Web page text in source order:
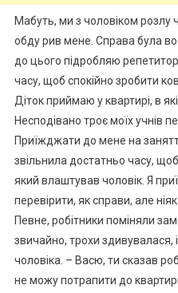
Мабуть, ми з чоловіком розлу
обду рив мене. Справа була
до цього підробляю
часу, щоб спокійно зробити
Діток приймаю у квартирі, в
Несподівано троє моїх учнів
Приїжджати до мене на
звільнила достатньо часу,
який влаштував чоловік. Я
перевірити, як справи, але
Певне, робітники поміняли
звичайно, трохи
чоловіка. – Васю, ти сказав
не можу потрапити до